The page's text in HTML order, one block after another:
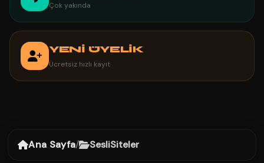
Çok yakında
YENİ ÜYELİK
Ücretsiz hızlı kayıt
Ana Sayfa/ SesliSiteler